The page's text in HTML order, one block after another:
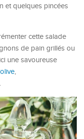
et quelques pincées
cette salade
de pain grillés ou
une savoureuse
,